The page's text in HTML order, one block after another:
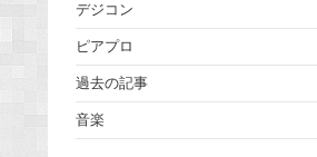
デジコン
ピアプロ
過去の記事
音楽